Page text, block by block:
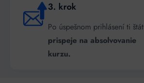
3. krok
Po úspešnom prihlásení ti štát
prispeje na absolvovanie
kurzu.